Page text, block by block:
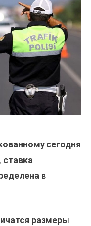
сегодня
ставка
в
размеры